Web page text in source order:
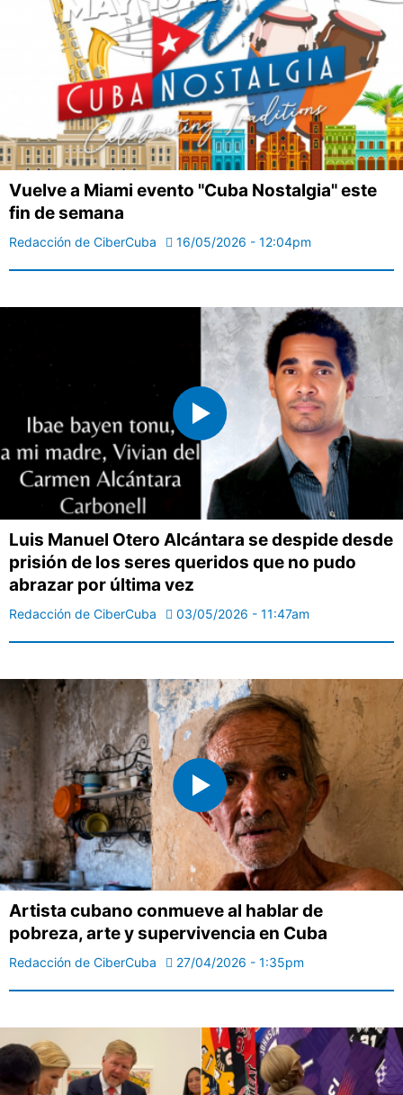
Vuelve a Miami evento "Cuba Nostalgia" este
fin de semana
Redacción de CiberCuba 16/05/2026 - 12:04pm
Luis Manuel Otero Alcántara se despide desde
prisión de los seres queridos que no pudo
abrazar por última vez
Redacción de CiberCuba 03/05/2026 - 11:47am
Artista cubano conmueve al hablar de
pobreza, arte y supervivencia en Cuba
Redacción de CiberCuba 27/04/2026 - 1:35pm